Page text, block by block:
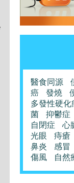
醫食同源
癌
發燒
多發性硬化
菌
抑鬱症
自閉症
心
光眼
痔瘡
鼻炎
感冒
傷風
自然